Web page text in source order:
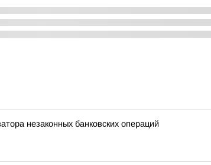
незаконных банковских операций